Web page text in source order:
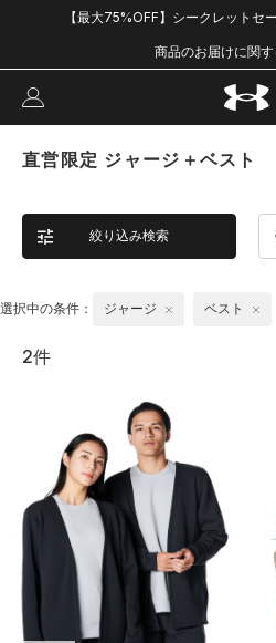
【最大75%OFF】シークレットセ
商品のお届けに関
直営限定 ジャージ＋ベスト
絞り込み検索
選択中の条件： ジャージ ベスト
2件